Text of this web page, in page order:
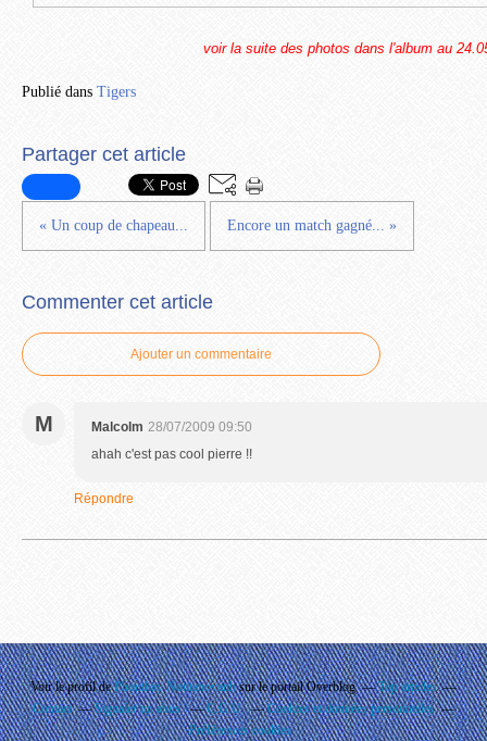
voir la suite des photos dans l'album au
Publié dans Tigers
Partager cet article
« Un coup de chapeau... Encore un match gagné... »
Commenter cet article
Ajouter un commentaire
M Malcolm 28/07/2009 09:50
ahah c'est pas cool pierre !!
Répondre
Voir le profil dePhouthay Nontanovanhsur le portail Overblog
Top articles
Contact
Signaler un abus C.G.U.
Cookies et données personnelles
Préférences cookies